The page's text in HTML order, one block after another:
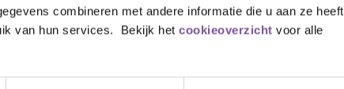
combineren met andere informatie die u aan ze heeft
van hun services. Bekijk het cookieoverzicht voor alle